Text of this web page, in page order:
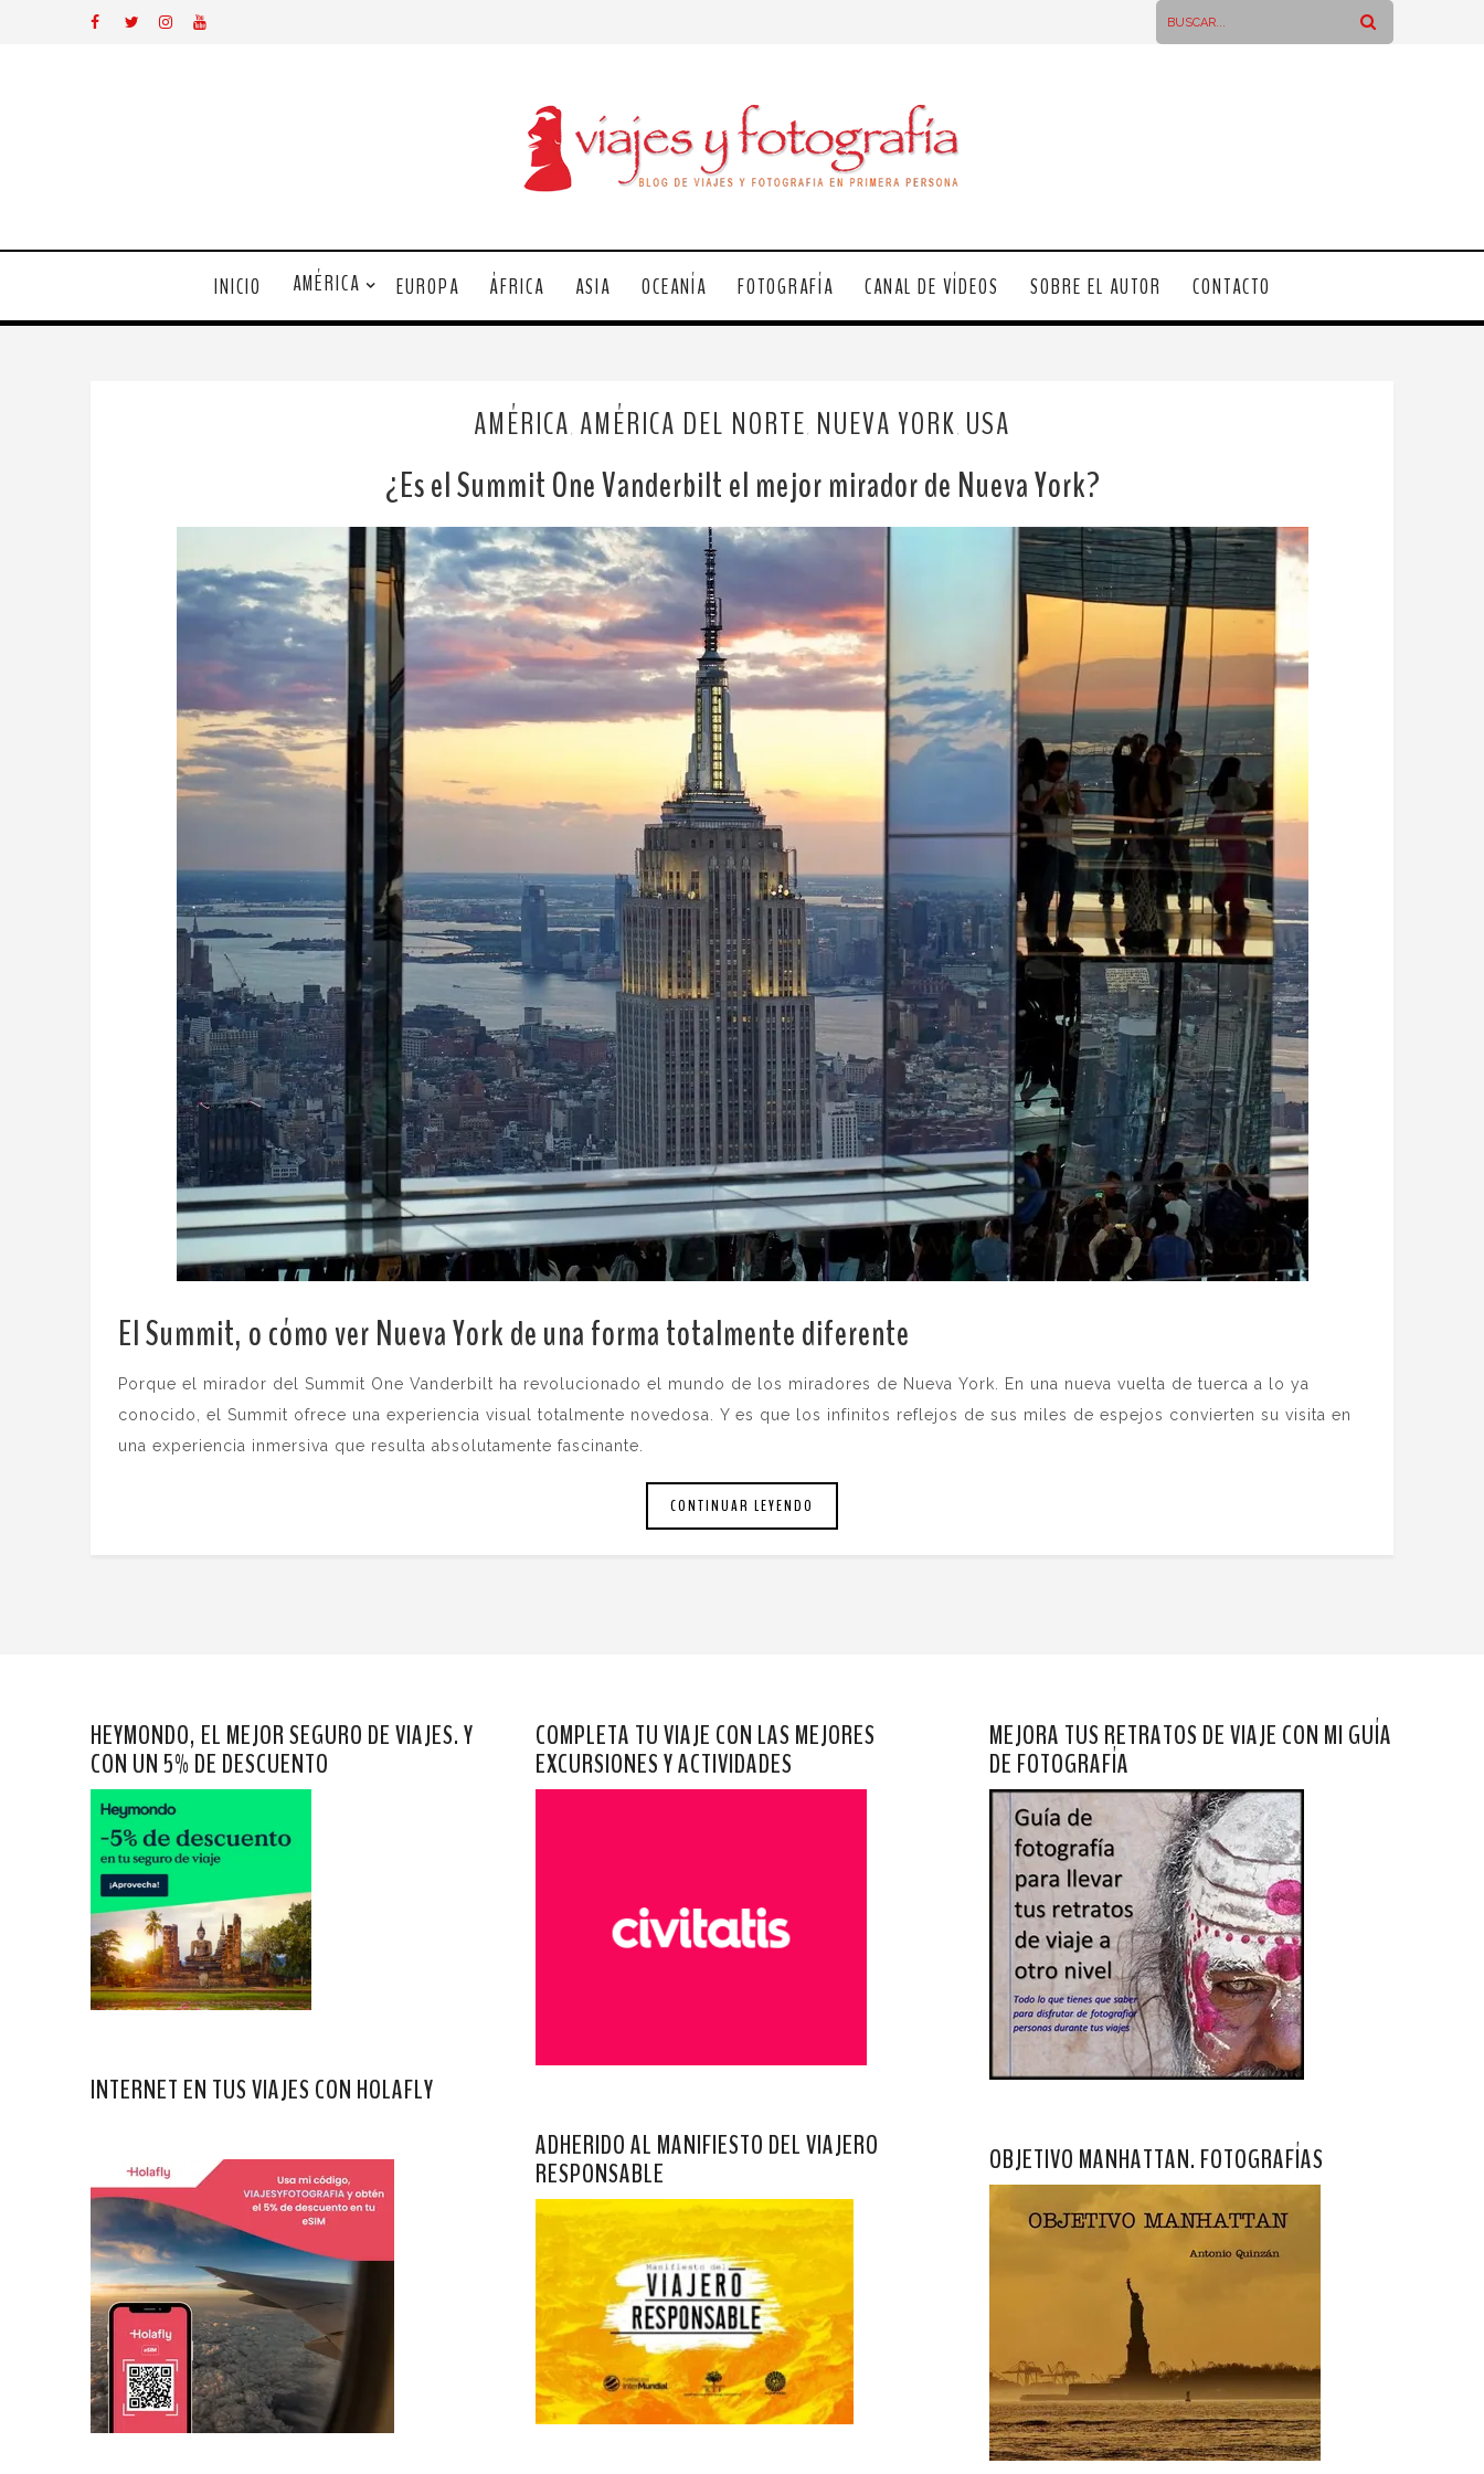
INICIO AMÉRICA EUROPA ÁFRICA ASIA OCEANÍA FOTOGRAFÍA CANAL DE VÍDEOS SOBRE EL AUTOR CONTACTO
AMÉRICA AMÉRICA DEL NORTE NUEVA YORK USA
¿Es el Summit One Vanderbilt el mejor mirador de Nueva York?
El Summit, o cómo ver Nueva York de una forma totalmente diferente
Porque el mirador del Summit One Vanderbilt ha revolucionado el mundo de los miradores de Nueva York. En una nueva vuelta de tuerca a lo ya
conocido, el Summit ofrece una experiencia visual totalmente novedosa. Y es que los infinitos reflejos de sus miles de espejos convierten su visita en
una experiencia inmersiva que resulta absolutamente fascinante.
CONTINUAR LEYENDO
HEYMONDO, EL MEJOR SEGURO DE VIAJES. Y
CON UN 5% DE DESCUENTO
INTERNET EN TUS VIAJES CON HOLAFLY
COMPLETA TU VIAJE CON LAS MEJORES
EXCURSIONES Y ACTIVIDADES
ADHERIDO AL MANIFIESTO DEL VIAJERO
RESPONSABLE
MEJORA TUS RETRATOS DE VIAJE CON MI GUÍA
DE FOTOGRAFÍA
OBJETIVO MANHATTAN. FOTOGRAFÍAS